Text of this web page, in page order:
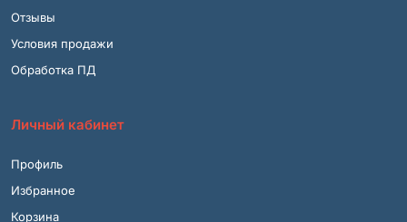
Отзывы
Условия продажи
Обработка ПД
Личный кабинет
Профиль
Избранное
Корзина